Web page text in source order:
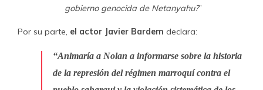
gobierno genocida de Netanyahu?”
Por su parte, el actor Javier Bardem declara:
“Animaría a Nolan a informarse sobre la historia
de la represión del régimen marroquí contra el